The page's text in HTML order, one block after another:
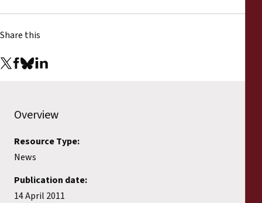
Share this
Overview
Resource Type:
News
Publication date:
14 April 2011